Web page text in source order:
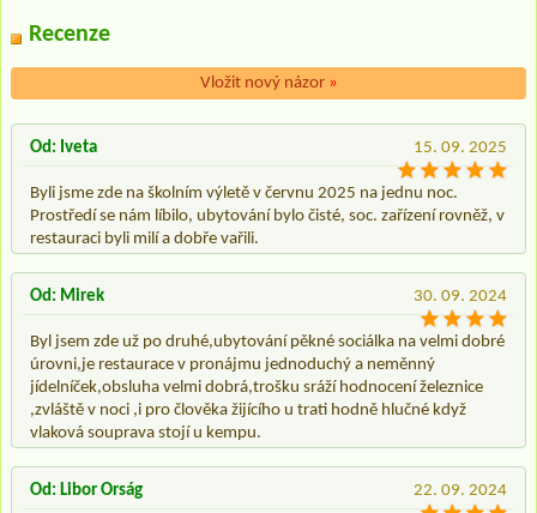
Recenze
Vložit nový názor »
15. 09. 2025
Od: Iveta
Byli jsme zde na školním výletě v červnu 2025 na jednu noc.
Prostředí se nám líbilo, ubytování bylo čisté, soc. zařízení rovněž, v
restauraci byli milí a dobře vařili.
30. 09. 2024
Od: Mirek
Byl jsem zde už po druhé,ubytování pěkné sociálka na velmi dobré
úrovni,je restaurace v pronájmu jednoduchý a neměnný
jídelníček,obsluha velmi dobrá,trošku sráží hodnocení železnice
,zvláště v noci ,i pro člověka žijícího u trati hodně hlučné když
vlaková souprava stojí u kempu.
22. 09. 2024
Od: Libor Orság